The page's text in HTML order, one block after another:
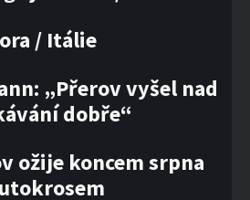
/ Itálie
„Přerov vyšel nad
dobře“
ožije koncem srpna